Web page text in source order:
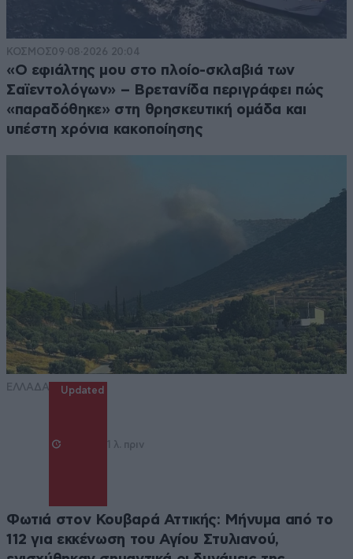
ΚΟΣΜΟΣ09·08·2026 20:04
«Ο εφιάλτης μου στο πλοίο-σκλαβιά των
Σαϊεντολόγων» – Βρετανίδα περιγράφει πώς
«παραδόθηκε» στη θρησκευτική ομάδα και
υπέστη χρόνια κακοποίησης
ΕΛΛΑΔΑ Updated
1 λ. πριν
Φωτιά στον Κουβαρά Αττικής: Μήνυμα από το
112 για εκκένωση του Αγίου Στυλιανού,